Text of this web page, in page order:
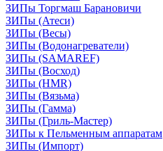
ЗИПы Торгмаш Барановичи
ЗИПы (Атеси)
ЗИПы (Весы)
ЗИПы (Водонагреватели)
ЗИПы (SAMAREF)
ЗИПы (Восход)
ЗИПы (HMR)
ЗИПы (Вязьма)
ЗИПы (Гамма)
ЗИПы (Гриль-Мастер)
ЗИПы к Пельменным аппаратам
ЗИПы (Импорт)